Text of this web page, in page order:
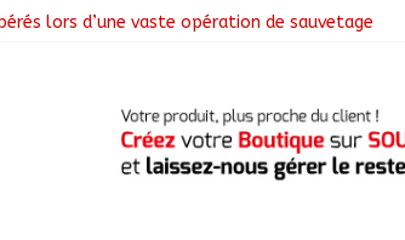
lors d’une vaste opération de sauvetage
nomades de Ferrick Kodjoguila se
d’un milliard de FCFA pour former 100
à la suspension des demandes de création de